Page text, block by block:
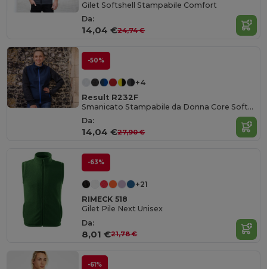
Gilet Softshell Stampabile Comfort
Da:
14,04 €24,74 €
-50%
+4
Result R232F
Smanicato Stampabile da Donna Core Softshell
Da:
14,04 €27,90 €
-63%
+21
RIMECK 518
Gilet Pile Next Unisex
Da:
8,01 €21,78 €
-61%